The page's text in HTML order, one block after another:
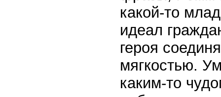
какой-то
идеал
героя
мягкостью.
каким-то